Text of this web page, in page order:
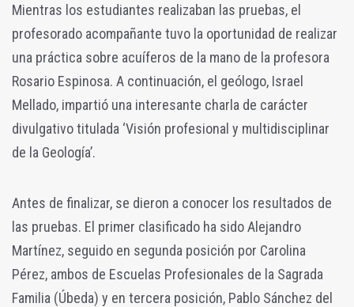
Mientras los estudiantes realizaban las pruebas, el
profesorado acompañante tuvo la oportunidad de realizar
una práctica sobre acuíferos de la mano de la profesora
Rosario Espinosa. A continuación, el geólogo, Israel
Mellado, impartió una interesante charla de carácter
divulgativo titulada ‘Visión profesional y multidisciplinar
de la Geología’.
Antes de finalizar, se dieron a conocer los resultados de
las pruebas. El primer clasificado ha sido Alejandro
Martínez, seguido en segunda posición por Carolina
Pérez, ambos de Escuelas Profesionales de la Sagrada
Familia (Úbeda) y en tercera posición, Pablo Sánchez del